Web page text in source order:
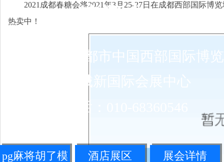
糖酒会
成都市中国西部国际博览
城/世纪城新国际会展中心
联系电话：010-68360546
pg麻将胡了模
酒店展区 展会详情
2021成都春糖会将2021年3月25-27日在成都西部国际博
热卖中！